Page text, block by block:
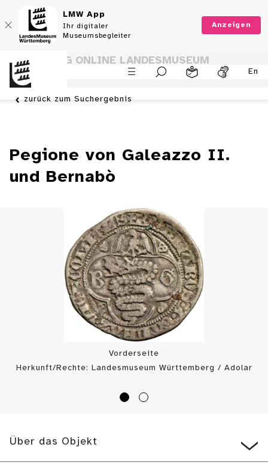
LMW App
Ihr digitaler
Museumsbegleiter
Anzeigen
En
SAMMLUNG ONLINE LANDESMUSEUM
WÜRTTEMBERG
zurück zum Suchergebnis
Pegione von Galeazzo II.
und Bernabò
Vorderseite
Herkunft/Rechte: Landesmuseum Württemberg / Adolar
Über das Objekt